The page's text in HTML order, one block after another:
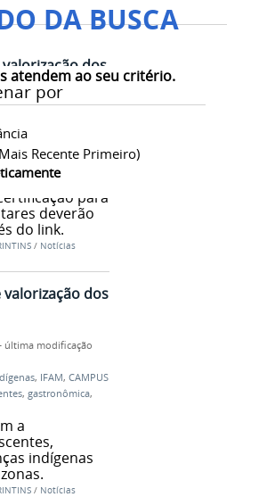
DA BUSCA
atendem ao seu critério.
por
Recente Primeiro)
dos
campus Parintins,
participar das
para
deverão
do link.
/ Notícias
dos
última modificação
, IFAM, CAMPUS
, gastronômica,
a
indígenas
/ Notícias